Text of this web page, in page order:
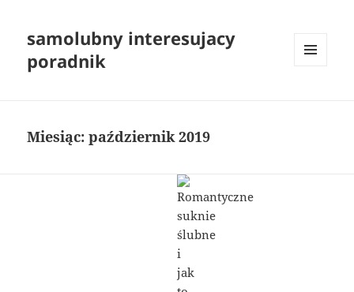
samolubny interesujacy
poradnik
Miesiąc:październik 2019